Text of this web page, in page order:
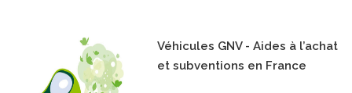
Véhicules GNV - Aides à l’achat
et subventions en France